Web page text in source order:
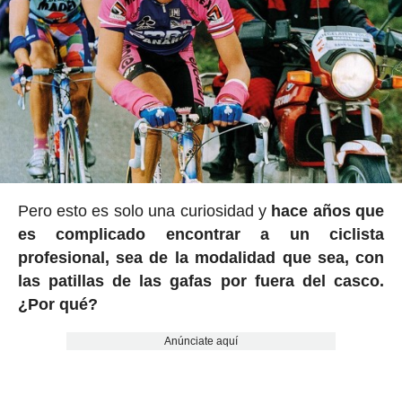
Pero esto es solo una curiosidad y hace años que
es complicado encontrar a un ciclista
profesional, sea de la modalidad que sea, con
las patillas de las gafas por fuera del casco.
¿Por qué?
Anúnciate aquí